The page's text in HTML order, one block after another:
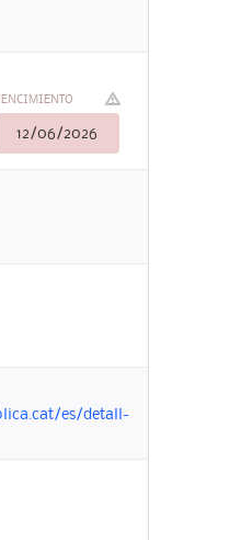
12/06/2026
es/detall-